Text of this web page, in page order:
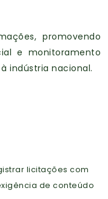
promovendo
e monitoramento
indústria nacional.
licitações com
de conteúdo